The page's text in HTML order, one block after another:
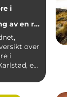
i
av en rik
over
i